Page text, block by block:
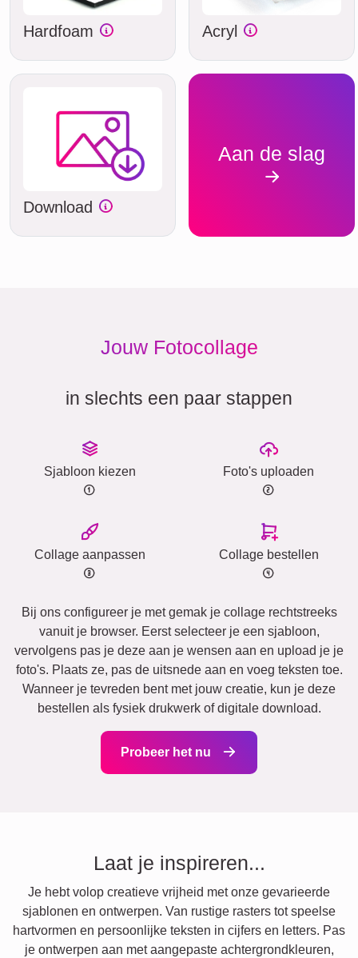
Hardfoam Acryl
Download
Aan de slag
Jouw Fotocollage
in slechts een paar stappen
Sjabloon kiezen Foto's uploaden
Collage aanpassen Collage bestellen
Bij ons configureer je met gemak je collage rechtstreeks
vanuit je browser. Eerst selecteer je een sjabloon,
vervolgens pas je deze aan je wensen aan en upload je je
foto's. Plaats ze, pas de uitsnede aan en voeg teksten toe.
Wanneer je tevreden bent met jouw creatie, kun je deze
bestellen als fysiek drukwerk of digitale download.
Probeer het nu
Laat je inspireren...
Je hebt volop creatieve vrijheid met onze gevarieerde
sjablonen en ontwerpen. Van rustige rasters tot speelse
hartvormen en persoonlijke teksten in cijfers en letters. Pas
je ontwerpen aan met aangepaste achtergrondkleuren,